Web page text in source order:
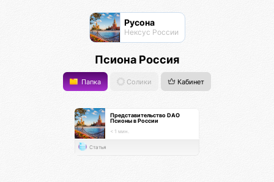
Русона
Нексус России
Псиона Россия
Папка Солики Кабинет
Представительство DAO
Псионы в России
< 1 мин.
Статья